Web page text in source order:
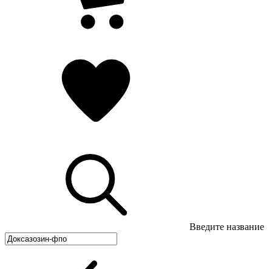
Введите название